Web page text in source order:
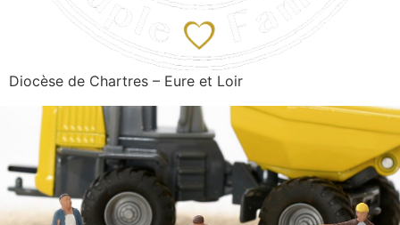
Diocèse de Chartres – Eure et Loir